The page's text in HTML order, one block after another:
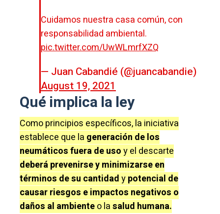
Cuidamos nuestra casa común, con
responsabilidad ambiental.
pic.twitter.com/UwWLmrfXZQ
— Juan Cabandié (@juancabandie)
August 19, 2021
Qué implica la ley
Como principios específicos, la iniciativa
establece que la generación de los
neumáticos fuera de usoy el descarte
deberá prevenirse y minimizarse en
términos de su cantidadypotencial de
causar riesgos e impactos negativos o
daños al ambienteo lasalud humana.